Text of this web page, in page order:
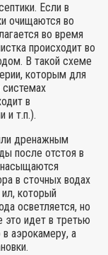
Если в
очищаются во
во время
происходит во
В такой схеме
которым для
в
и т.п.).
дренажным
после отстоя в
в сточных водах
который
осветляется, но
это идет в третью
в аэрокамеру, а